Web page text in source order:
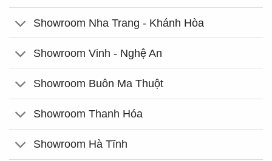
Showroom Nha Trang - Khánh Hòa
Showroom Vinh - Nghệ An
Showroom Buôn Ma Thuột
Showroom Thanh Hóa
Showroom Hà Tĩnh